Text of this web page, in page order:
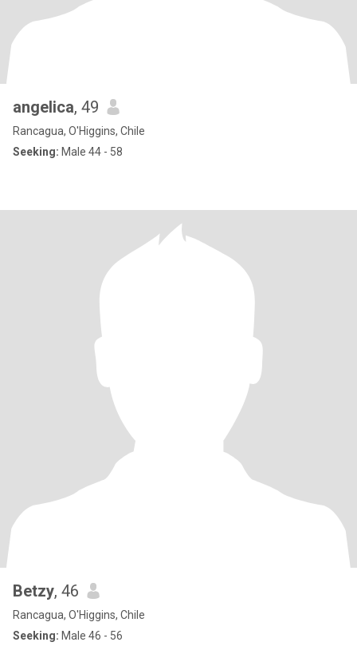
angelica, 49
Rancagua, O'Higgins, Chile
Seeking: Male 44 - 58
Betzy, 46
Rancagua, O'Higgins, Chile
Seeking: Male 46 - 56